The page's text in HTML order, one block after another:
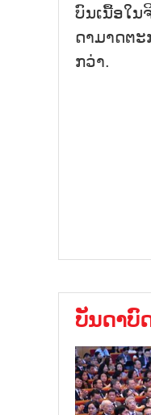
ບົນເນື້ອໃ
ດາມາດຕ
ກວ່າ.
ບັນດາບົ